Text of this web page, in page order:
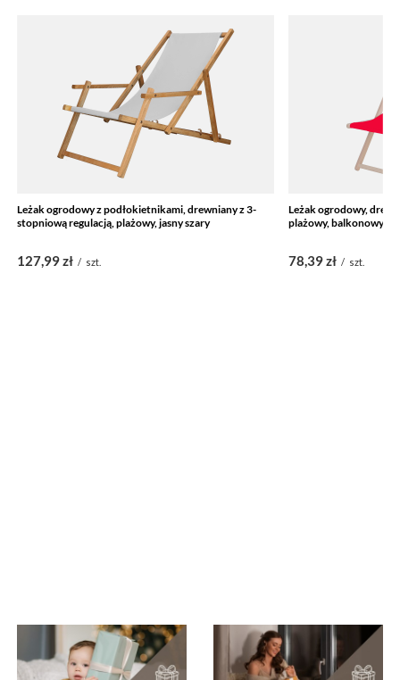
Leżak ogrodowy z podłokietnikami, drewniany z 3-
stopniową regulacją, plażowy, jasny szary
127,99 zł / szt.
Leżak ogrodowy,
plażowy, balkonowy,
78,39 zł / szt.